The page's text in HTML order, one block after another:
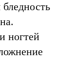
ногтей